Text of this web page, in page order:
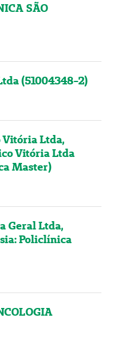
SÃO
(51004348-2)
Vitória Ltda,
Vitória Ltda
Master)
Geral Ltda,
Policlínica